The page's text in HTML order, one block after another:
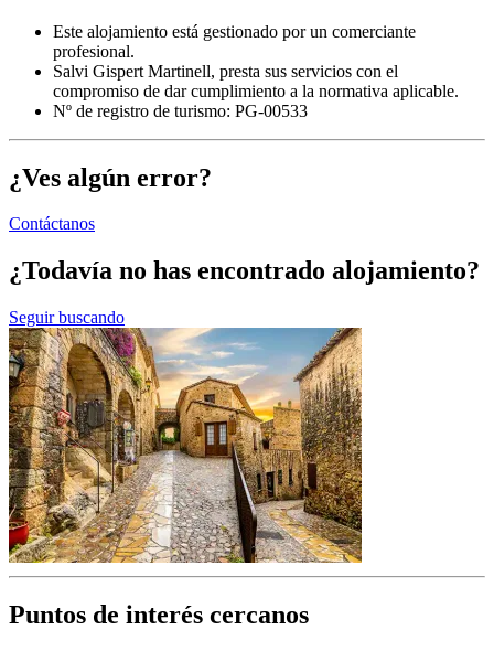
Este alojamiento está gestionado por un comerciante
profesional.
Salvi Gispert Martinell, presta sus servicios con el
compromiso de dar cumplimiento a la normativa aplicable.
Nº de registro de turismo: PG-00533
¿Ves algún error?
Contáctanos
¿Todavía no has encontrado alojamiento?
Seguir buscando
Puntos de interés cercanos